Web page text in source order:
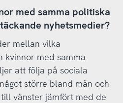
med samma politiska
nyhetsmedier?
mellan vilka
kvinnor med samma
att följa på sociala
större bland män och
vänster jämfört med de